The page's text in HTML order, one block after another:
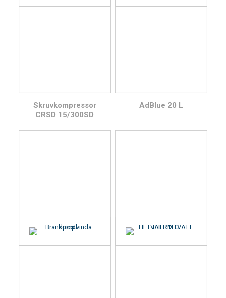
Skruvkompressor
CRSD 15/300SD
AdBlue 20 L